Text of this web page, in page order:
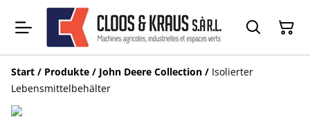
Start / Produkte / John Deere Collection / Isolierter
Lebensmittelbehälter